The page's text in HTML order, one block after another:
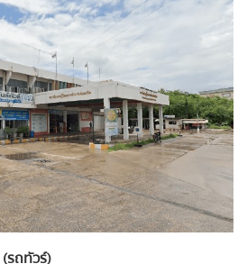
รถทัวร์)